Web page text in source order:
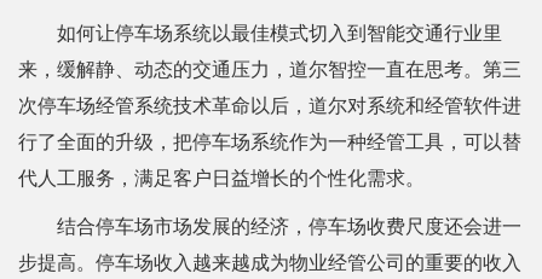
如何让停车场系统以最佳模式切入到智能交通行业里
来，缓解静、动态的交通压力，道尔智控一直在思考。第三
次停车场经管系统技术革命以后，道尔对系统和经管软件进
行了全面的升级，把停车场系统作为一种经管工具，可以替
代人工服务，满足客户日益增长的个性化需求。
结合停车场市场发展的经济，停车场收费尺度还会进一
步提高。停车场收入越来越成为物业经管公司的重要的收入